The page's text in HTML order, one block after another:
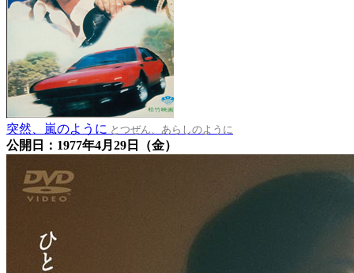
突然、嵐のように とつぜん、あらしのように
公開日：1977年4月29日（金）